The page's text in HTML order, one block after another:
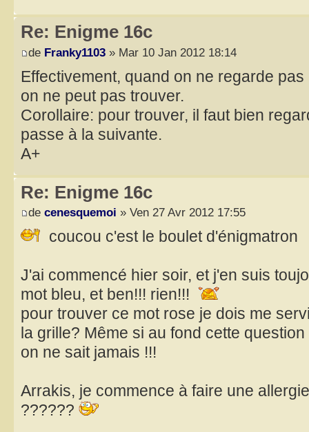
Re: Enigme 16c
de Franky1103 » Mar 10 Jan 2012 18:14
Effectivement, quand on ne regarde
on ne peut pas trouver.
Corollaire: pour trouver, il faut bien
passe à la suivante.
A+
Re: Enigme 16c
de cenesquemoi » Ven 27 Avr 2012 17:55
coucou c'est le boulet d'énigmatron
J'ai commencé hier soir, et j'en suis
mot bleu, et ben!!! rien!!!
pour trouver ce mot rose je dois me
la grille? Même si au fond cette
on ne sait jamais !!!
Arrakis, je commence à faire une
??????